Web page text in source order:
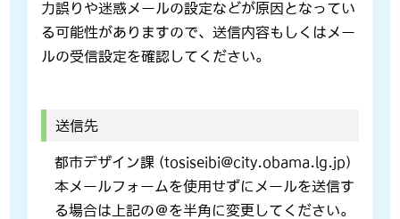
力誤りや迷惑メールの設定などが原因となってい
る可能性がありますので、送信内容もしくはメー
ルの受信設定を確認してください。
送信先
都市デザイン課 (tosiseibi@city.obama.lg.jp)
本メールフォームを使用せずにメールを送信す
る場合は上記の＠を半角に変更してください。